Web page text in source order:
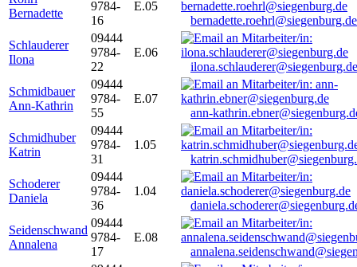
Bernadette
9784-
16
E.05
bernadette.roehrl@siegenburg.de
Schlauderer
Ilona
09444
9784-
22
E.06
ilona.schlauderer@siegenburg.de
Schmidbauer
Ann-Kathrin
09444
9784-
55
E.07
ann-
Schmidhuber
Katrin
09444
9784-
31
1.05
Schoderer
Daniela
09444
9784-
36
1.04
Seidenschwand
Annalena
09444
9784-
17
E.08